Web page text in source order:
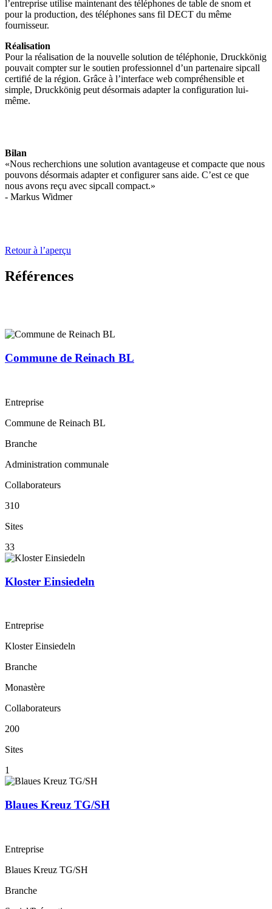
l’entreprise utilise maintenant des téléphones de table de snom et
pour la production, des téléphones sans fil DECT du même
fournisseur.
Réalisation
Pour la réalisation de la nouvelle solution de téléphonie, Druckkönig
pouvait compter sur le soutien professionnel d’un partenaire sipcall
certifié de la région. Grâce à l’interface web compréhensible et
simple, Druckkönig peut désormais adapter la configuration lui-
même.
Bilan
«Nous recherchions une solution avantageuse et compacte que nous
pouvons désormais adapter et configurer sans aide. C’est ce que
nous avons reçu avec sipcall compact.»
- Markus Widmer
Retour à l’aperçu
Références
Commune de Reinach BL
Entreprise
Commune de Reinach BL
Branche
Administration communale
Collaborateurs
310
Sites
33
Kloster Einsiedeln
Entreprise
Kloster Einsiedeln
Branche
Monastère
Collaborateurs
200
Sites
1
Blaues Kreuz TG/SH
Entreprise
Blaues Kreuz TG/SH
Branche